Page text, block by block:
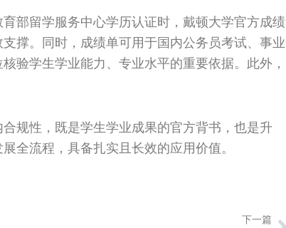
部留学服务中心学历认证时，戴顿大学官方成绩
撑。同时，成绩单可用于国内公务员考试、事业
验学生学业能力、专业水平的重要依据。此外，
规性，既是学生学业成果的官方背书，也是升
全流程，具备扎实且长效的应用价值。
下一篇